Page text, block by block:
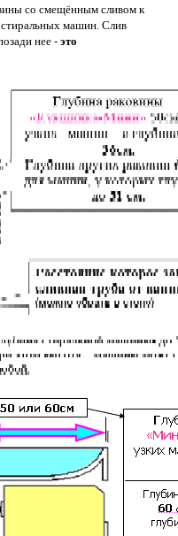
со смещённым сливом к
стиральных машин. Слив
нее - это